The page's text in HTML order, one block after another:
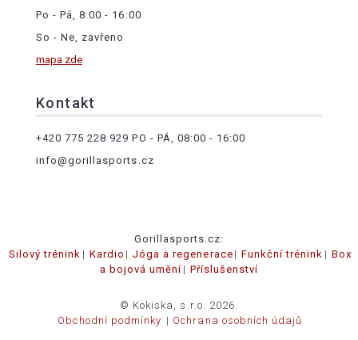
Po - Pá, 8:00 - 16:00
So - Ne, zavřeno
mapa zde
Kontakt
+420 775 228 929 PO - PÁ, 08:00 - 16:00
info@gorillasports.cz
Gorillasports.cz:
Silový trénink
Kardio Jóga a regenerace Funkční trénink
Box
a bojová umění
Příslušenství
© Kokiska, s.r.o. 2026.
Obchodní podmínky
Ochrana osobních údajů